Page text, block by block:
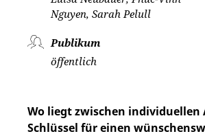
Nguyen, Sarah Pelull
Publikum
öffentlich
Wo liegt zwischen
Schlüssel für einen